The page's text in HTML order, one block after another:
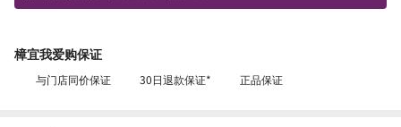
樟宜我爱购保证
与门店同价保证 30日退款保证* 正品保证